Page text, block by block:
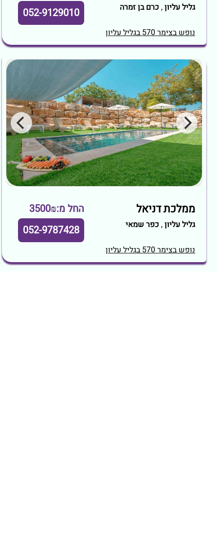
גליל עליון, כרם בן זמרה 052-9129010
נופש בצימר 570 בגליל עליון
ממלכת דניאל החל מ:3500₪
גליל עליון, כפר שמאי 052-9787428
נופש בצימר 570 בגליל עליון